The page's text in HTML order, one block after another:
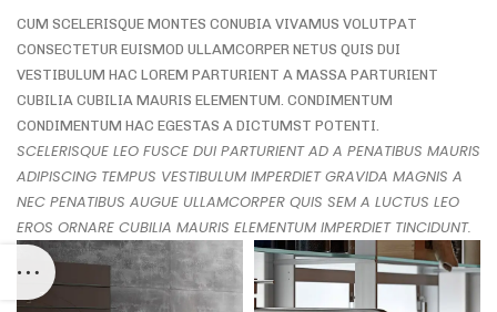
CUM SCELERISQUE MONTES CONUBIA VIVAMUS VOLUTPAT
CONSECTETUR EUISMOD ULLAMCORPER NETUS QUIS DUI
VESTIBULUM HAC LOREM PARTURIENT A MASSA PARTURIENT
CUBILIA CUBILIA MAURIS ELEMENTUM. CONDIMENTUM
CONDIMENTUM HAC EGESTAS A DICTUMST POTENTI.
SCELERISQUE LEO FUSCE DUI PARTURIENT AD A PENATIBUS MAURIS
ADIPISCING TEMPUS VESTIBULUM IMPERDIET GRAVIDA MAGNIS A
NEC PENATIBUS AUGUE ULLAMCORPER QUIS SEM A LUCTUS LEO
EROS ORNARE CUBILIA MAURIS ELEMENTUM IMPERDIET TINCIDUNT.